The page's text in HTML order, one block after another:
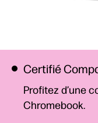
Certifié
Profitez d’une
Chromebook.